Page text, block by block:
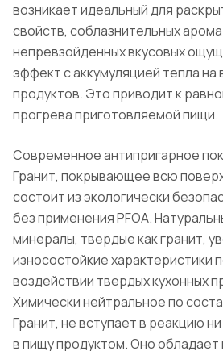
возникает идеальный для
свойств, соблазнительных
непревзойденных вкусовых
эффект с аккумуляцией тепла на
продуктов. Это приводит к
прогрева приготовляемой пищи.
Современное антипригарное
Гранит, покрывающее всю
состоит из экологически
без примененияPFOA.
минералы, твердые как гранит,
износостойкие характеристики
воздействии твердых кухонных
Химически нейтральное по
Гранит, не вступает в реакцию
в пищу продуктом. Оно